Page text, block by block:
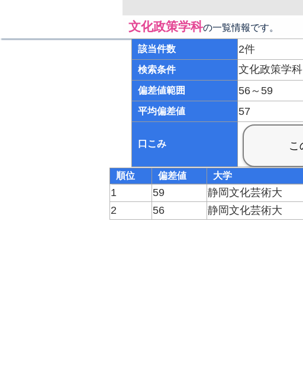
文化政策学科の一覧情報です。
該当件数 2件
検索条件 文化政策学科
偏差値範囲 56～59
平均偏差値 57
口こみ
順位 偏差値 大学
1 59 静岡文化芸術大
2
56 静岡文化芸術大